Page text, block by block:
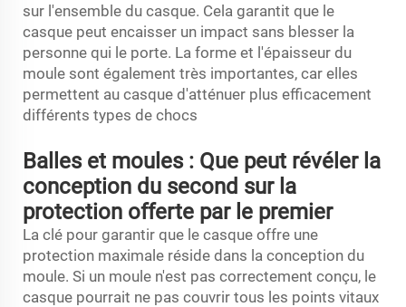
sur l'ensemble du casque. Cela garantit que le
casque peut encaisser un impact sans blesser la
personne qui le porte. La forme et l'épaisseur du
moule sont également très importantes, car elles
permettent au casque d'atténuer plus efficacement
différents types de chocs
Balles et moules : Que peut révéler la
conception du second sur la
protection offerte par le premier
La clé pour garantir que le casque offre une
protection maximale réside dans la conception du
moule. Si un moule n'est pas correctement conçu, le
casque pourrait ne pas couvrir tous les points vitaux